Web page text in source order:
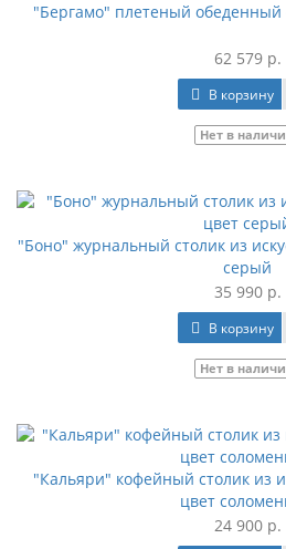
"Бергамо" плетеный обеденный
62 579 р.
В корзину
Нет в
"Боно" журнальный столик из
серый
35 990 р.
В корзину
Нет в
"Кальяри" кофейный столик из
цвет
24 900 р.